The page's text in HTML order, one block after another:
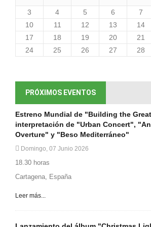
3
4 5 6 7
10
11 12 13 14
17
18 19 20 21
24
25 26 27 28
PRÓXIMOS EVENTOS
Estreno Mundial de "Building the
interpretación de "Urban Concert",
Overture" y "Beso Mediterráneo"
Domingo, 07 Junio 2026
18.30 horas
Cartagena, España
Leer más...